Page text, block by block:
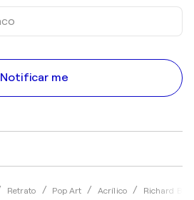
Retrato Pop Art Acrílico Richard
Notificar me